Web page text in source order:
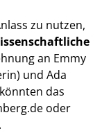
zu nutzen,
an Emmy
und Ada
das
oder